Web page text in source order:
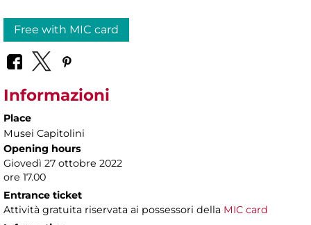
Free with MIC card
Informazioni
Place
Musei Capitolini
Opening hours
Giovedì 27 ottobre 2022
ore 17.00
Entrance ticket
Attività gratuita riservata ai possessori della MIC card